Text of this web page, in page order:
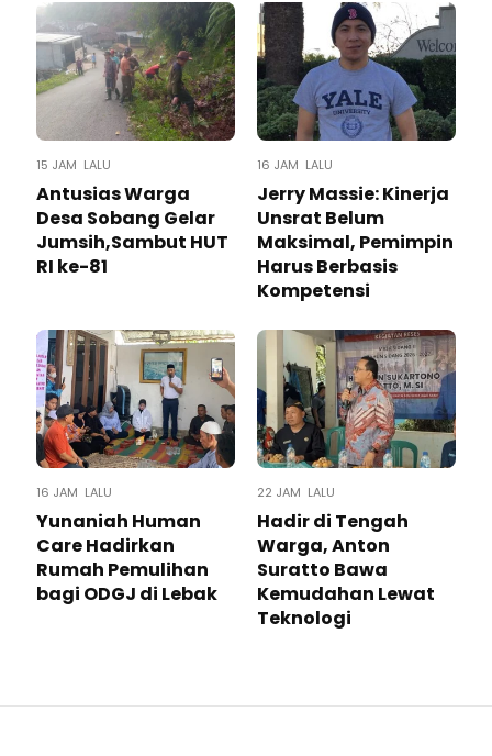
15 JAM LALU
Antusias Warga
Desa Sobang Gelar
Jumsih,Sambut HUT
RI ke-81
16 JAM LALU
Jerry Massie: Kinerja
Unsrat Belum
Maksimal, Pemimpin
Harus Berbasis
Kompetensi
16 JAM LALU
Yunaniah Human
Care Hadirkan
Rumah Pemulihan
bagi ODGJ di Lebak
22 JAM LALU
Hadir di Tengah
Warga, Anton
Suratto Bawa
Kemudahan Lewat
Teknologi ​